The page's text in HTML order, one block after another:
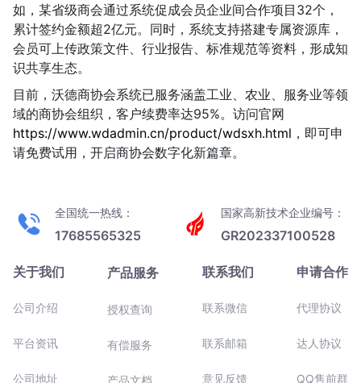
如，某省级商会通过系统促成会员企业间合作项目32个，
累计签约金额超2亿元。同时，系统支持搭建专属资源库，
会员可上传政策文件、行业报告、标准规范等资料，形成知
识共享生态。
目前，沃德商协会系统已服务涵盖工业、农业、服务业等领
域的商协会组织，客户续费率达95%。访问官网
https://www.wdadmin.cn/product/wdsxh.html ，即可申
请免费试用，开启商协会数字化新篇章。
全国统一热线：
17685565325
国家高新技术企业编号：
GR202337100528
关于我们
公司介绍
平台资讯
公司地址
产品服务
授权查询
有偿服务
产品文档
联系我们
联系微信
联系邮箱
意见反馈
申请合作
代理协议
达人协议
QQ售前群